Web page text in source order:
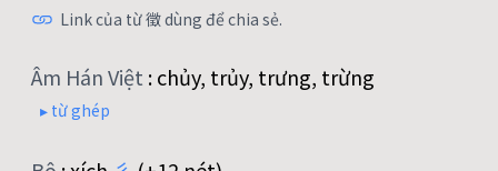
Link của từ 徵 dùng để chia sẻ.
Âm Hán Việt :chủy, trủy, trưng, trừng
▸ từ ghép